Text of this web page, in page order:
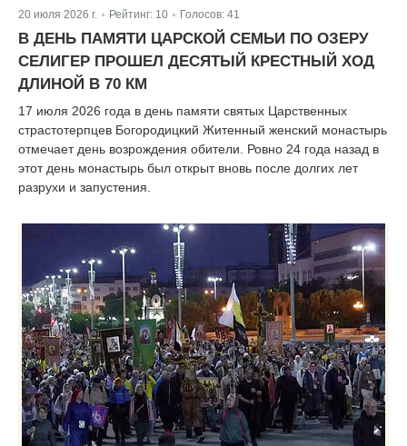
20 июля 2026 г. | Рейтинг: 10 Голосов: 41
В ДЕНЬ ПАМЯТИ ЦАРСКОЙ СЕМЬИ ПО ОЗЕРУ
СЕЛИГЕР ПРОШЕЛ ДЕСЯТЫЙ КРЕСТНЫЙ ХОД
ДЛИНОЙ В 70 КМ
17 июля 2026 года в день памяти святых Царственных
страстотерпцев Богородицкий Житенный женский монастырь
отмечает день возрождения обители. Ровно 24 года назад в
этот день монастырь был открыт вновь после долгих лет
разрухи и запустения.